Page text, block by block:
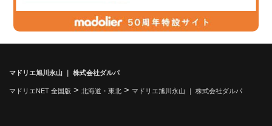
マドリエ旭川永山 ｜ 株式会社ダルパ
マドリエNET 全国版 > 北海道・東北 > マドリエ旭川永山 ｜ 株式会社ダルパ